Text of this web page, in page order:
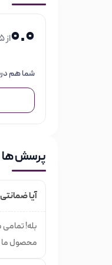
مدت
استند
0.0از 5
شما هم
پرسش ها
آیا
بله!
محصول ما